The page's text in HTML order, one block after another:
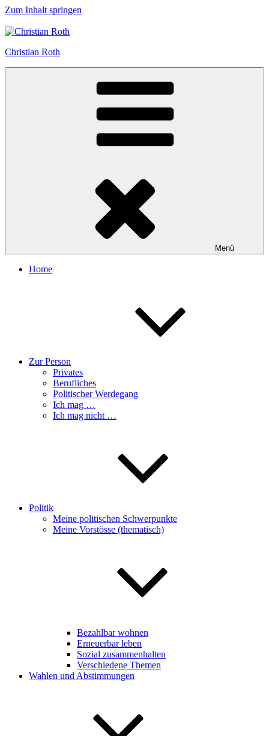
Zum Inhalt springen
Christian Roth
Menü
Home
Zur Person
Privates
Berufliches
Politischer Werdegang
Ich mag …
Ich mag nicht …
Politik
Meine politischen Schwerpunkte
Meine Vorstösse (thematisch)
Bezahlbar wohnen
Erneuerbar leben
Sozial zusammenhalten
Verschiedene Themen
Wahlen und Abstimmungen